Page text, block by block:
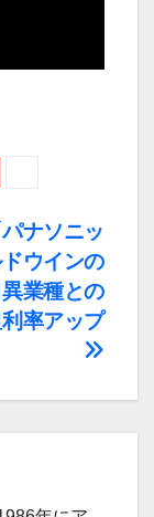
ナソニッ
ウインの
業種との
率アップ